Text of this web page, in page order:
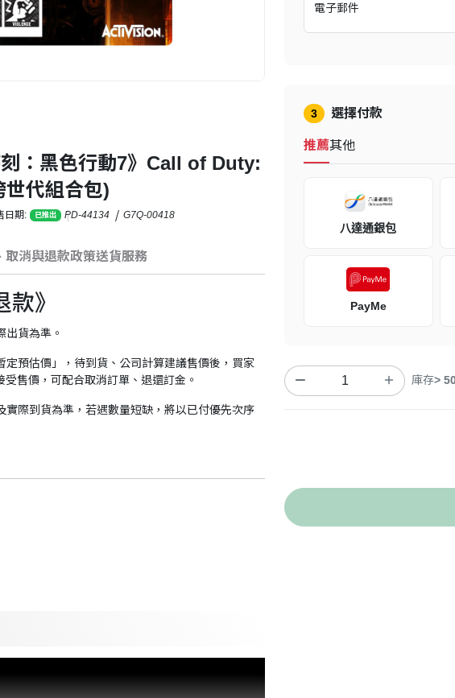
：黑色行動7》Call of Duty:
代組合包)
日期: 已推出 PD-44134 G7Q-00418
取消與退款政策送貨服務
》
貨為準。
預估價」，待到貨、公司計算建議售價後，買家
售價，可配合取消訂單、退還訂金。
際到貨為準，若遇數量短缺，將以已付優先次序
電子郵件
3 選擇付款
推薦其他
八達通銀包
PayMe
庫存>